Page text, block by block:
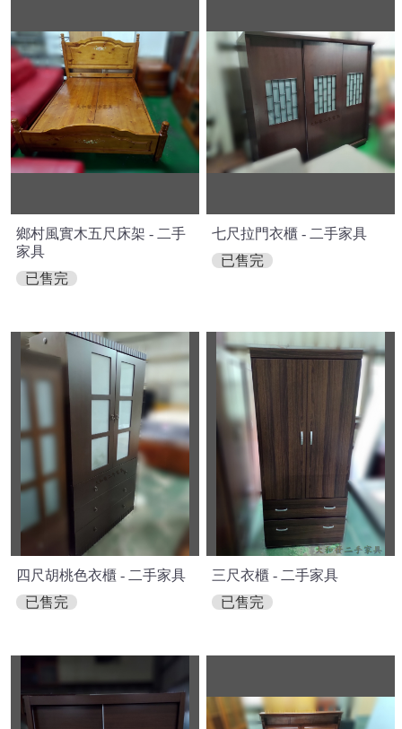
鄉村風實木五尺床架 - 二手
家具
已售完
七尺拉門衣櫃 - 二手家具
已售完
四尺胡桃色衣櫃 - 二手家具
已售完
三尺衣櫃 - 二手家具
已售完